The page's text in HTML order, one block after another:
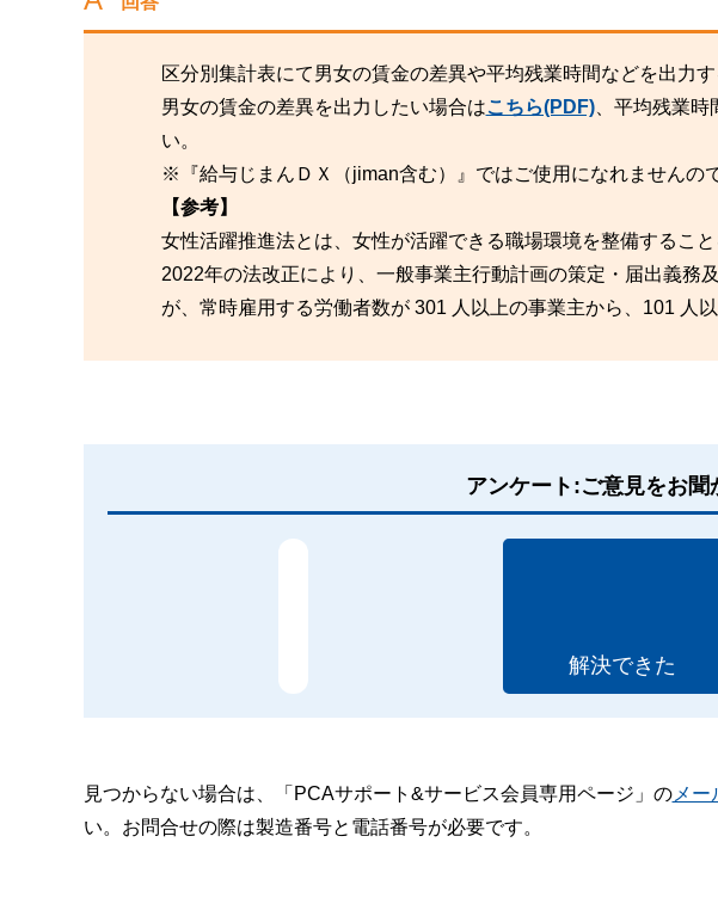
区分別集計表にて男女の賃金の差異や平均残業時間などを出力す
男女の賃金の差異を出力したい場合はこちら(PDF)、平均残業時
い。
※『給与じまんＤＸ（jiman含む）』ではご使用になれませんの
【参考】
女性活躍推進法とは、女性が活躍できる職場環境を整備すること
2022年の法改正により、一般事業主行動計画の策定・届出義務
が、常時雇用する労働者数が 301 人以上の事業主から、101 人
アンケート:ご意見をお聞
解決できた
見つからない場合は、「PCAサポート&サービス会員専用ページ」のメー
い。お問合せの際は製造番号と電話番号が必要です。